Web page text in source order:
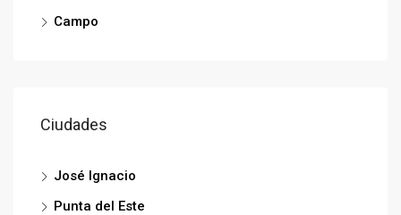
Campo
Ciudades
José Ignacio
Punta del Este